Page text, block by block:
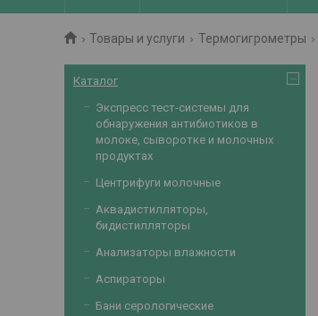
Товары и услуги Термогигрометры
Каталог
Экспресс тест-системы для
обнаружения антибиотиков в
молоке, сыворотке и молочных
продуктах
Центрифуги молочные
Аквадистилляторы,
бидистилляторы
Анализаторы влажности
Аспираторы
Бани серологические